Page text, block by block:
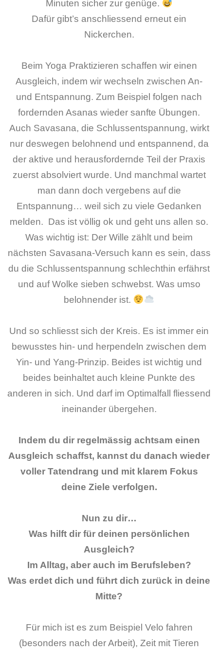
Minuten sicher zur genüge.
Dafür gibt’s anschliessend erneut ein
Nickerchen.
Beim Yoga Praktizieren schaffen wir einen
Ausgleich, indem wir wechseln zwischen An-
und Entspannung. Zum Beispiel folgen nach
fordernden Asanas wieder sanfte Übungen.
Auch Savasana, die Schlussentspannung, wirkt
nur deswegen belohnend und entspannend, da
der aktive und herausfordernde Teil der Praxis
zuerst absolviert wurde. Und manchmal wartet
man dann doch vergebens auf die
Entspannung… weil sich zu viele Gedanken
melden. Das ist völlig ok und geht uns allen so.
Was wichtig ist: Der Wille zählt und beim
nächsten Savasana-Versuch kann es sein, dass
du die Schlussentspannung schlechthin erfährst
und auf Wolke sieben schwebst. Was umso
belohnender ist.
Und so schliesst sich der Kreis. Es ist immer ein
bewusstes hin- und herpendeln zwischen dem
Yin- und Yang-Prinzip. Beides ist wichtig und
beides beinhaltet auch kleine Punkte des
anderen in sich. Und darf im Optimalfall fliessend
ineinander übergehen.
Indem du dir regelmässig achtsam einen
Ausgleich schaffst, kannst du danach wieder
voller Tatendrang und mit klarem Fokus
deine Ziele verfolgen.
Nun zu dir…
Was hilft dir für deinen persönlichen
Ausgleich?
Im Alltag, aber auch im Berufsleben?
Was erdet dich und führt dich zurück in deine
Mitte?
Für mich ist es zum Beispiel Velo fahren
(besonders nach der Arbeit), Zeit mit Tieren